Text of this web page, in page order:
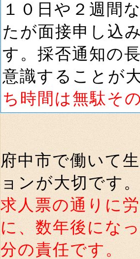
１０日や２週間
たが面接申し込
す。採否通知の
意識することが
ち時間は無駄そ
府中市で働いて
ョンが大切です
求人票の通りに
に、数年後にな
分の責任です。